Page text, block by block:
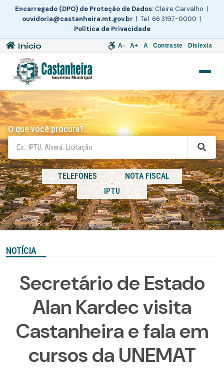
Encarregado (DPO) de Proteção de Dados:Cleire Carvalho |
ouvidoria@castanheira.mt.gov.br | Tel. 66 3197-0000 |
Política de Privacidade
Início A- A+ A Contraste Dislexia
O que você procura?
TELEFONES
NOTA FISCAL
IPTU
NOTÍCIA
Secretário de Estado
Alan Kardec visita
Castanheira e fala em
cursos da UNEMAT